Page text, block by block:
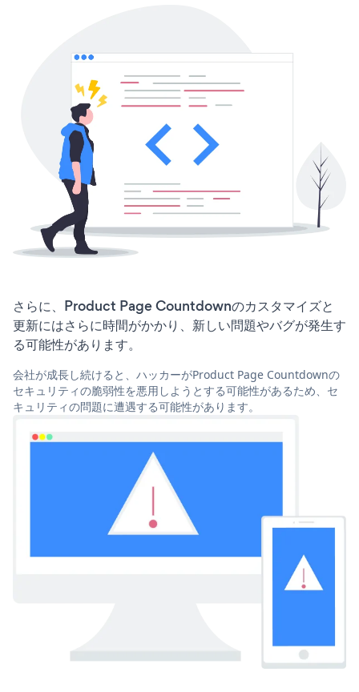
さらに、Product Page Countdownのカスタマイズと
更新にはさらに時間がかかり、新しい問題やバグが発生す
る可能性があります。
会社が成長し続けると、ハッカーがProduct Page Countdownの
セキュリティの脆弱性を悪用しようとする可能性があるため、セ
キュリティの問題に遭遇する可能性があります。